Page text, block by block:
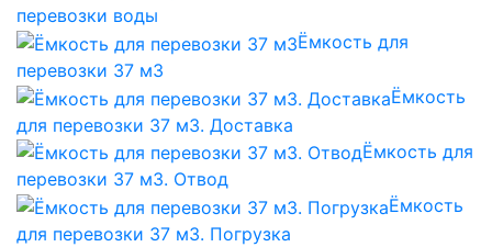
перевозки воды
Ёмкость для
перевозки 37 м3
Ёмкость
для перевозки 37 м3. Доставка
Ёмкость для
перевозки 37 м3. Отвод
Ёмкость
для перевозки 37 м3. Погрузка